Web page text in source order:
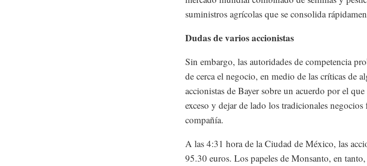
suministros agrícolas que se consolida
Dudas de varios accionistas
Sin embargo, las autoridades de competencia
de cerca el negocio, en medio de las críticas de
accionistas de Bayer sobre un acuerdo por el
exceso y dejar de lado los tradicionales negocios
compañía.
A las 4:31 hora de la Ciudad de México, las
95.30 euros. Los papeles de Monsanto, en